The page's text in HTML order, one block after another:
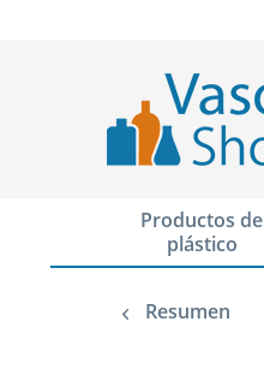
Productos de
plástico
Resumen